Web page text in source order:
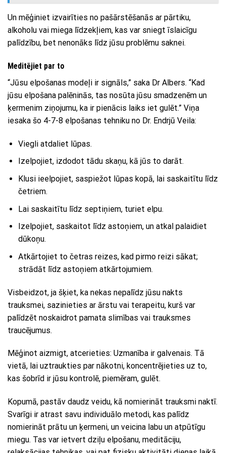
Un mēģiniet izvairīties no pašārstēšanās ar pārtiku,
alkoholu vai miega līdzekļiem, kas var sniegt īslaicīgu
palīdzību, bet nenonāks līdz jūsu problēmu saknei.
Meditējiet par to
“Jūsu elpošanas modeļi ir signāls,” saka Dr Albers. “Kad
jūsu elpošana palēninās, tas nosūta jūsu smadzenēm un
ķermenim ziņojumu, ka ir pienācis laiks iet gulēt.” Viņa
iesaka šo 4-7-8 elpošanas tehniku ​​no Dr. Endrjū Veila:
Viegli atdaliet lūpas.
Izelpojiet, izdodot tādu skaņu, kā jūs to darāt.
Klusi ieelpojiet, saspiežot lūpas kopā, lai saskaitītu līdz
četriem.
Lai saskaitītu līdz septiņiem, turiet elpu.
Izelpojiet, saskaitot līdz astoņiem, un atkal palaidiet
dūkoņu.
Atkārtojiet to četras reizes, kad pirmo reizi sākat;
strādāt līdz astoņiem atkārtojumiem.
Visbeidzot, ja šķiet, ka nekas nepalīdz jūsu nakts
trauksmei, sazinieties ar ārstu vai terapeitu, kurš var
palīdzēt noskaidrot pamata slimības vai trauksmes
traucējumus.
Mēģinot aizmigt, atcerieties: Uzmanība ir galvenais. Tā
vietā, lai uztraukties par nākotni, koncentrējieties uz to,
kas šobrīd ir jūsu kontrolē, piemēram, gulēt.
Kopumā, pastāv daudz veidu, kā nomierināt trauksmi naktī.
Svarīgi ir atrast savu individuālo metodi, kas palīdz
nomierināt prātu un ķermeni, un veicina labu un atpūtīgu
miegu. Tas var ietvert dziļu elpošanu, meditāciju,